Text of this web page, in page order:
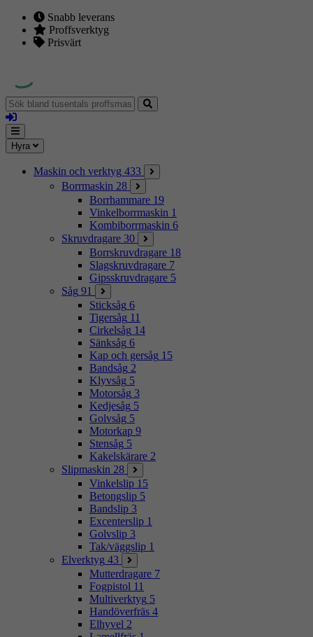
Snabb leverans
Proffsverktyg
Prisvärt
Sök
bland
tusentals
proffsmaskiner
Logga
in
Mina
sidor
Meny
Hyra
Maskin och verktyg 433
Borrmaskin 28
Borrhammare 19
Vinkelborrmaskin 1
Kombiborrmaskin 6
Skruvdragare 30
Borrskruvdragare 18
Slagskruvdragare 7
Gipsskruvdragare 5
Såg 91
Sticksåg 6
Tigersåg 11
Cirkelsåg 14
Sänksåg 6
Kap och gersåg 15
Bandsåg 2
Klyvsåg 5
Motorsåg 3
Kedjesåg 5
Golvsåg 5
Motorkap 9
Stensåg 5
Kakelskärare 2
Slipmaskin 28
Vinkelslip 15
Betongslip 5
Bandslip 3
Excenterslip 1
Golvslip 3
Tak/väggslip 1
Elverktyg 43
Mutterdragare 7
Fogpistol 11
Multiverktyg 5
Handöverfräs 4
Elhyvel 2